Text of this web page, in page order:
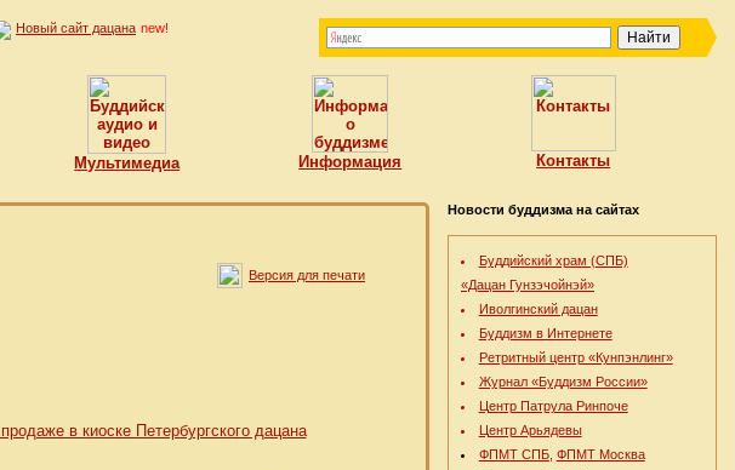
Новый сайт дацана new!
Мультимедиа Информация Контакты
Версия для печати
Новости буддизма на сайтах
Буддийский храм (СПБ)
«Дацан Гунзэчойнэй»
Иволгинский дацан
Буддизм в Интернете
Ретритный центр «Кунпэнлинг»
Журнал «Буддизм России»
Центр Патрула Ринпоче
Центр Арьядевы
ФПМТ СПБ, ФПМТ Москва